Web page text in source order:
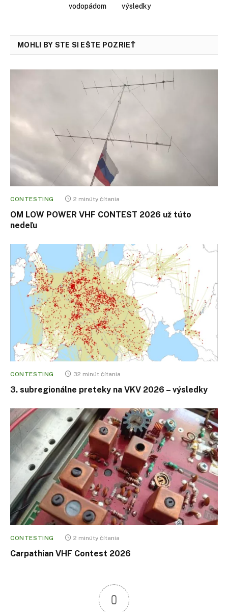
vodopádom
výsledky
MOHLI BY STE SI EŠTE POZRIEŤ
CONTESTING 2 minúty čítania
OM LOW POWER VHF CONTEST 2026 už túto
nedeľu
CONTESTING 32 minút čítania
3. subregionálne preteky na VKV 2026 – výsledky
CONTESTING 2 minúty čítania
Carpathian VHF Contest 2026
0